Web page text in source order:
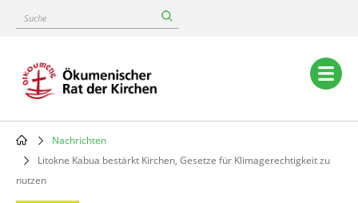
content
Suche
Main
navigation
Breadcrumb
Nachrichten
Litokne Kabua bestärkt Kirchen, Gesetze für Klimagerechtigkeit zu
nutzen